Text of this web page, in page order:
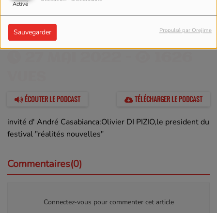
Activé
Sauvegarder Propulsé par Orejime
ÉCOUTER LE PODCAST TÉLÉCHARGER LE PODCAST
invité d' André Casabianca:Olivier DI PIZIO,le president du
festival "réalités nouvelles"
Commentaires(0)
Connectez-vous pour commenter cet article